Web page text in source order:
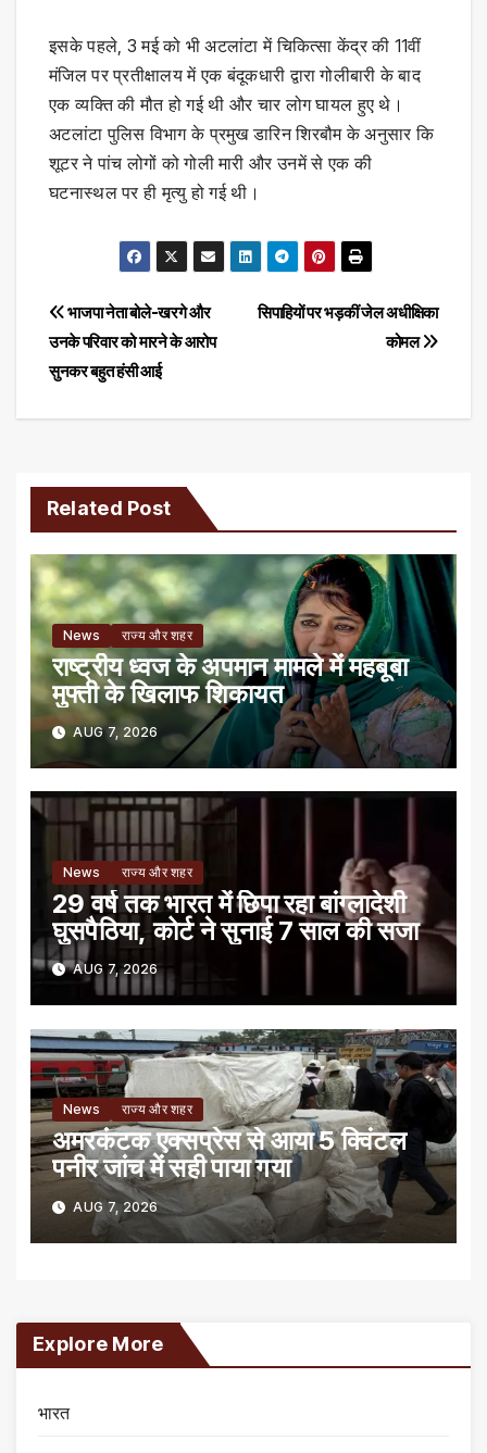
इसके पहले, 3 मई को भी अटलांटा में चिकित्सा केंद्र की 11वीं
मंजिल पर प्रतीक्षालय में एक बंदूकधारी द्वारा गोलीबारी के बाद
एक व्यक्ति की मौत हो गई थी और चार लोग घायल हुए थे।
अटलांटा पुलिस विभाग के प्रमुख डारिन शिरबौम के अनुसार कि
शूटर ने पांच लोगों को गोली मारी और उनमें से एक की
घटनास्थल पर ही मृत्यु हो गई थी।
Post
navigation
सिपाहियों पर भड़कीं जेल अधीक्षिका
कोमल
भाजपा नेता बोले-खरगे और
उनके परिवार को मारने के आरोप
सुनकर बहुत हंसी आई
Related Post
News राज्य और शहर
राष्ट्रीय ध्वज के अपमान मामले में महबूबा
मुफ्ती के खिलाफ शिकायत
AUG 7, 2026
News राज्य और शहर
29 वर्ष तक भारत में छिपा रहा बांग्लादेशी
घुसपैठिया, कोर्ट ने सुनाई 7 साल की सजा
AUG 7, 2026
News राज्य और शहर
अमरकंटक एक्सप्रेस से आया 5 क्विंटल
पनीर जांच में सही पाया गया
AUG 7, 2026
Explore More
भारत